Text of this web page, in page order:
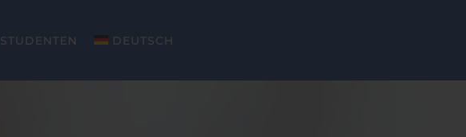
STUDENTEN DEUTSCH